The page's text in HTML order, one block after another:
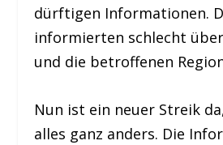
dürftigen Informationen.
informierten schlecht
und die betroffenen
Nun ist ein neuer Streik
alles ganz anders. Die